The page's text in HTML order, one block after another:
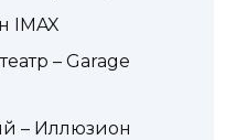
IMAX
– Garage
– Иллюзион